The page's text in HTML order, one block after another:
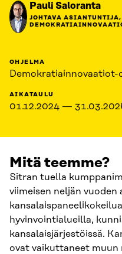
Pauli Saloranta
JOHTAVA ASIANTUNTIJA,
OHJELMA
Demokratiainnovaatiot-
AIKATAULU
01.12.2024 —
Mitä teemme?
Sitran tuella
viimeisen neljän vuoden
hyvinvointialueilla,
kansalaisjärjestöissä.
ovat vaikuttaneet muun